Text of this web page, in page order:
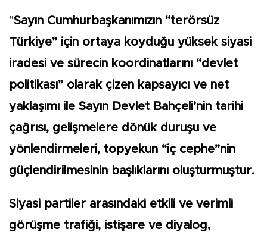
"Sayın Cumhurbaşkanımızın “terörsüz
Türkiye” için ortaya koyduğu yüksek siyasi
iradesi ve sürecin koordinatlarını “devlet
politikası” olarak çizen kapsayıcı ve net
yaklaşımı ile Sayın Devlet Bahçeli’nin tarihi
çağrısı, gelişmelere dönük duruşu ve
yönlendirmeleri, topyekun “iç cephe”nin
güçlendirilmesinin başlıklarını oluşturmuştur.
Siyasi partiler arasındaki etkili ve verimli
görüşme trafiği, istişare ve diyalog,